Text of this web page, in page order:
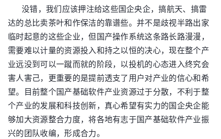
没错，我们应该押注给这些国企央企，搞航天、搞雷
达的总比卖茶叶和作保洁的靠谱些。并不是歧视半路出家
临时起意的这些企业，但国产操作系统这条路长路漫漫，
需要难以计量的资源投入和持之以恒的决心，现在整个产
业远没到可以一蹴而就的阶段，以投机的心态进入终究会
害人害己，更重要的是提前透支了用户对产业的信心和希
望。目前整个国产基础软件产业资源过于分散，不利于整
个产业的发展和科技创新，真心希望有实力的国企央企能
够加大资源整合力度，将各地有志于国产基础软件产业振
兴的团队收编，形成合力。